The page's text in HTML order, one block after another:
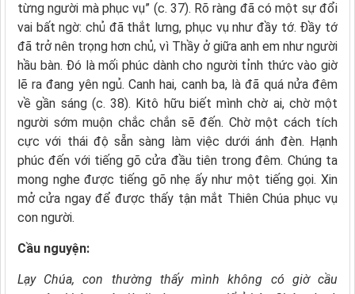
từng người mà phục vụ” (c. 37). Rõ ràng đã có một sự đổi
vai bất ngờ: chủ đã thắt lưng, phục vụ như đầy tớ. Đầy tớ
đã trở nên trọng hơn chủ, vì Thầy ở giữa anh em như người
hầu bàn. Đó là mối phúc dành cho người tỉnh thức vào giờ
lẽ ra đang yên ngủ. Canh hai, canh ba, là đã quá nửa đêm
về gần sáng (c. 38). Kitô hữu biết mình chờ ai, chờ một
người sớm muộn chắc chắn sẽ đến. Chờ một cách tích
cực với thái độ sẵn sàng làm việc dưới ánh đèn. Hạnh
phúc đến với tiếng gõ cửa đầu tiên trong đêm. Chúng ta
mong nghe được tiếng gõ nhẹ ấy như một tiếng gọi. Xin
mở cửa ngay để được thấy tận mắt Thiên Chúa phục vụ
con người.
Cầu nguyện:
Lạy Chúa,con thường thấy mình không có giờ cầu